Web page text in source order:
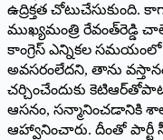
ఉద్రిక్తత
ముఖ్యమంత్రి రేవంత్‌రెడ్డి
కాంగ్రెస్‌ ఎన్నికల
అవసరంలేదని, తాను
చర్చించేందుకు
ఆసనం, సన్మానించడానికి
ఆహ్వానించారు. దీంతో పార్టీ